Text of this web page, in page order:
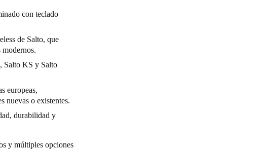
con teclado
de Salto, que
modernos.
Salto KS y Salto
europeas,
nuevas o existentes.
durabilidad y
y múltiples opciones